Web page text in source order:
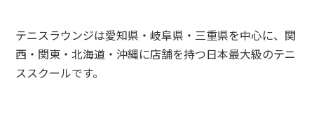
テニスラウンジは愛知県・岐阜県・三重県を中心に、関
西・関東・北海道・沖縄に店舗を持つ日本最大級のテニ
ススクールです。